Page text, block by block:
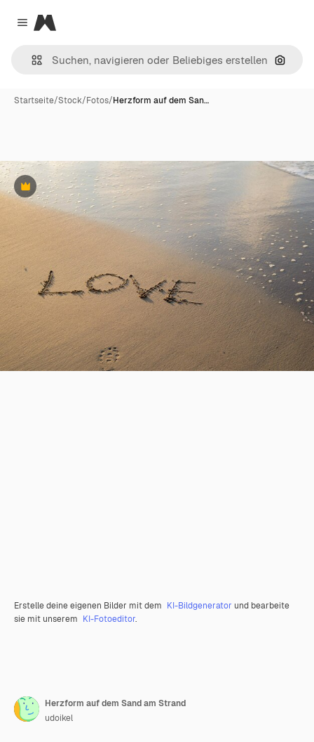
Close menu
Magnific
Nach
Startseite/Stock/Fotos/Herzform auf dem San…
Premium
Erstelle deine eigenen Bilder mit dem KI-Bildgenerator und bearbeite
sie mit unserem KI-Fotoeditor.
Herzform auf dem Sand am Strand
udoikel